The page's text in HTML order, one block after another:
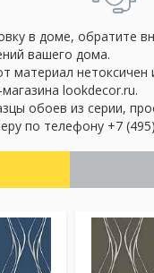
в доме, обратите
вашего дома.
материал
lookdecor.ru.
обоев из серии,
по телефону +7